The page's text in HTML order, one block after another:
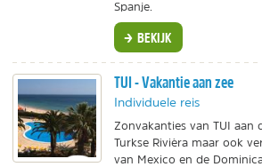
Spanje.
BEKIJK
TUI - Vakantie aan zee
Individuele reis
Zonvakanties van TUI aan
Turkse Rivièra maar ook
van Mexico en de